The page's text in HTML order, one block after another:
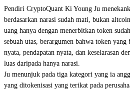
Pendiri CryptoQuant Ki Young Ju
berdasarkan narasi sudah mati, bukan
uang hanya dengan menerbitkan token
sebuah utas, berargumen bahwa token
nyata, pendapatan nyata, dan keselarasan
luas daripada hanya narasi.
Ju menunjuk pada tiga kategori yang ia
yang ditokenisasi yang terikat pada